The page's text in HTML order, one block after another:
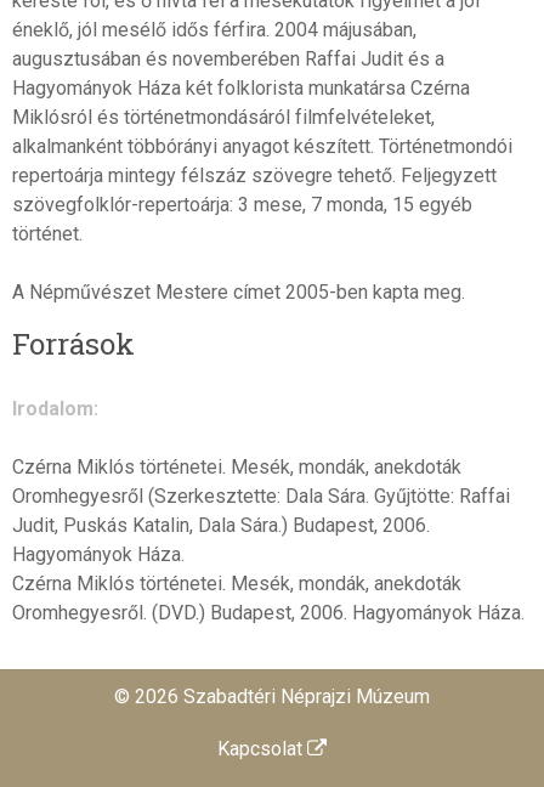
éneklő, jól mesélő idős férfira. 2004 májusában,
augusztusában és novemberében Raffai Judit és a
Hagyományok Háza két folklorista munkatársa Czérna
Miklósról és történetmondásáról filmfelvételeket,
alkalmanként többórányi anyagot készített. Történetmondói
repertoárja mintegy félszáz szövegre tehető. Feljegyzett
szövegfolklór-repertoárja: 3 mese, 7 monda, 15 egyéb
történet.
A Népművészet Mestere címet 2005-ben kapta meg.
Források
Irodalom:
Czérna Miklós történetei. Mesék, mondák, anekdoták
Oromhegyesről (Szerkesztette: Dala Sára. Gyűjtötte: Raffai
Judit, Puskás Katalin, Dala Sára.) Budapest, 2006.
Hagyományok Háza.
Czérna Miklós történetei. Mesék, mondák, anekdoták
Oromhegyesről. (DVD.) Budapest, 2006. Hagyományok Háza.
© 2026 Szabadtéri Néprajzi Múzeum
Kapcsolat